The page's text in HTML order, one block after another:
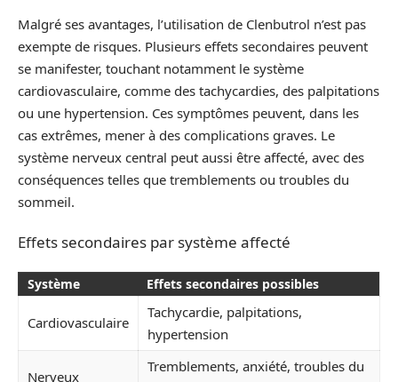
Malgré ses avantages, l’utilisation de Clenbutrol n’est pas
exempte de risques. Plusieurs effets secondaires peuvent
se manifester, touchant notamment le système
cardiovasculaire, comme des tachycardies, des palpitations
ou une hypertension. Ces symptômes peuvent, dans les
cas extrêmes, mener à des complications graves. Le
système nerveux central peut aussi être affecté, avec des
conséquences telles que tremblements ou troubles du
sommeil.
Effets secondaires par système affecté
Système Effets secondaires possibles
Cardiovasculaire
Tachycardie, palpitations,
hypertension
Nerveux
Tremblements, anxiété, troubles du